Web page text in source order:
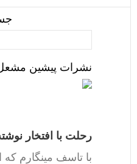
نشرات پیشین
رحلت با افتخار
با تاسف مینگارم که